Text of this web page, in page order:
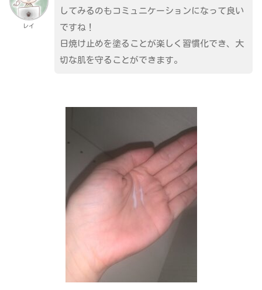
レイ
してみるのもコミュニケーションになって良い
ですね！
日焼け止めを塗ることが楽しく習慣化でき、大
切な肌を守ることができます。